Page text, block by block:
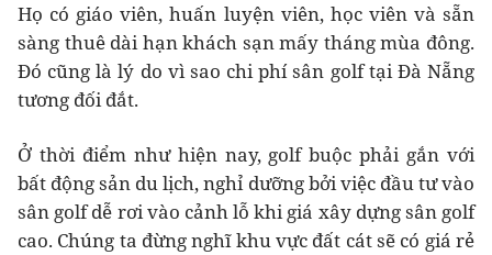
Họ có giáo viên, huấn luyện viên, học viên và sẵn
sàng thuê dài hạn khách sạn mấy tháng mùa đông.
Đó cũng là lý do vì sao chi phí sân golf tại Đà Nẵng
tương đối đắt.
Ở thời điểm như hiện nay, golf buộc phải gắn với
bất động sản du lịch, nghỉ dưỡng bởi việc đầu tư vào
sân golf dễ rơi vào cảnh lỗ khi giá xây dựng sân golf
cao. Chúng ta đừng nghĩ khu vực đất cát sẽ có giá rẻ